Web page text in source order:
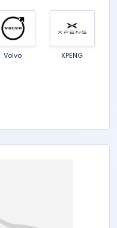
Volvo XPENG